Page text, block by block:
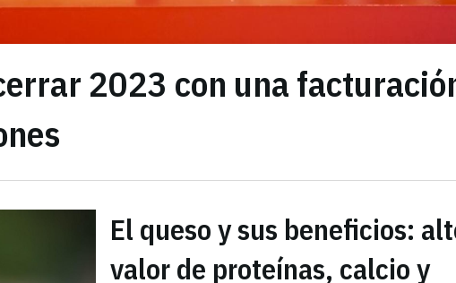
2023 con una
El queso y sus beneficios:
valor de proteínas, calcio y